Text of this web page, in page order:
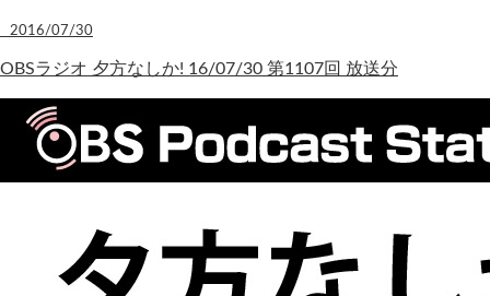
2016/07/30
OBSラジオ 夕方なしか! 16/07/30 第1107回 放送分